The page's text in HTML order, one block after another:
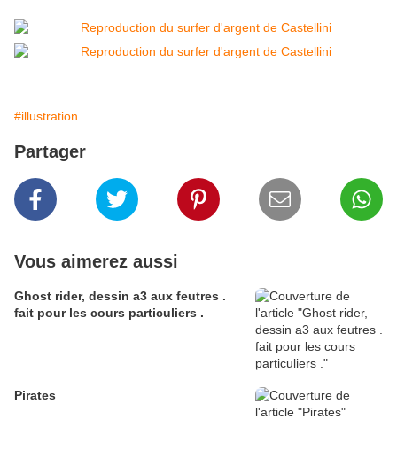
#illustration
Partager
Vous aimerez aussi
Ghost rider, dessin a3 aux feutres .
fait pour les cours particuliers .
Pirates